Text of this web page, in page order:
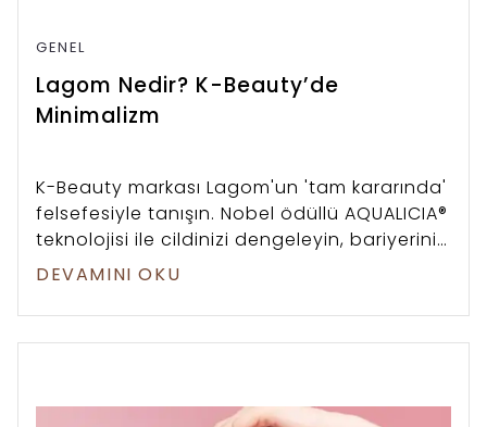
GENEL
Lagom Nedir? K-Beauty’de
Minimalizm
K-Beauty markası Lagom'un 'tam kararında'
felsefesiyle tanışın. Nobel ödüllü AQUALICIA®
teknolojisi ile cildinizi dengeleyin, bariyerinizi
güçlendirin.
DEVAMINI OKU